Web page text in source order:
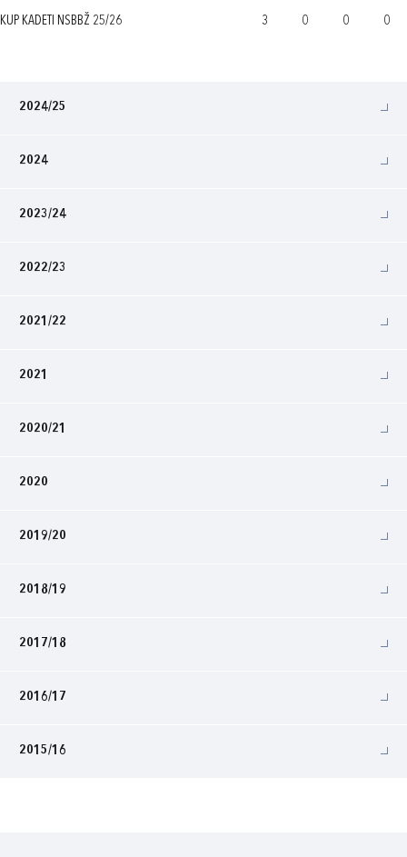
KUP KADETI NSBBŽ 25/26 3 0 0 0
2024/25
2024
2023/24
2022/23
2021/22
2021
2020/21
2020
2019/20
2018/19
2017/18
2016/17
2015/16